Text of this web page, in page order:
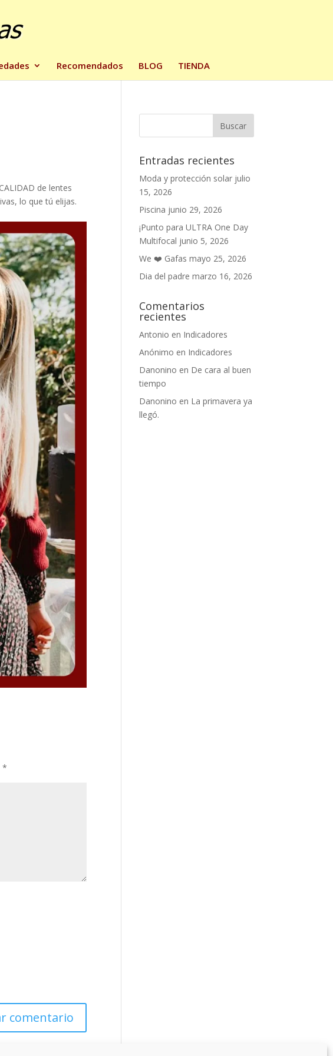
Recomendados BLOG TIENDA
de lentes
lo que tú elijas.
*
Entradas recientes
Moda y protección solar julio
15, 2026
Piscina junio 29, 2026
¡Punto para ULTRA One Day
Multifocal junio 5, 2026
We ❤️ Gafas mayo 25, 2026
Dia del padre marzo 16, 2026
Comentarios
recientes
Antonio en Indicadores
Anónimo en Indicadores
Danonino en De cara al buen
tiempo
Danonino en La primavera ya
llegó.